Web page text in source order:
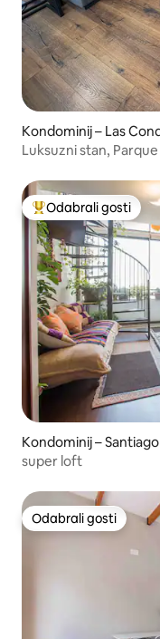
Kondominij – Las
Luksuzni stan,
Među najviše
Odabrali gosti
Kondominij – Santiago
super loft
Odabrali gosti
Odabrali gosti